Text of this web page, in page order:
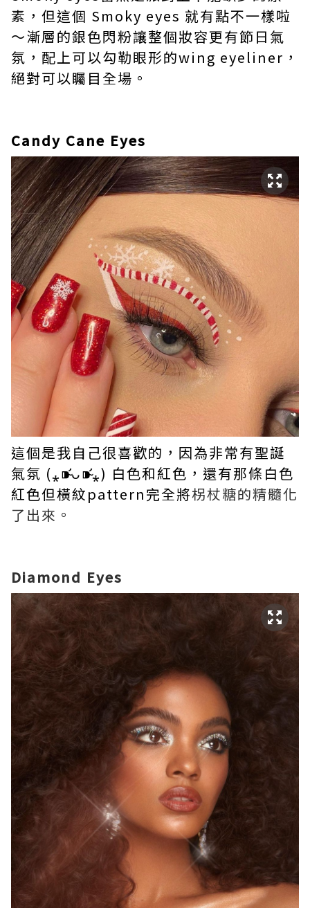
素，但這個 Smoky eyes 就有點不一樣啦
～漸層的銀色閃粉讓整個妝容更有節日氣
氛，配上可以勾勒眼形的wing eyeliner，
絕對可以矚目全場。
Candy Cane Eyes
這個是我自己很喜歡的，因為非常有聖誕
氣氛 (⁎⁍̴̛ᴗ⁍̴̛⁎) 白色和紅色，還有那條白色
紅色但橫紋pattern完全將​​柺杖糖的精髓化
了出來。
Diamond Eyes